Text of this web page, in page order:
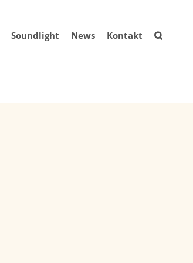
Soundlight News Kontakt